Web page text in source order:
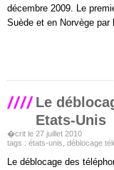
décembre 2009. Le
Suède et en Norvège par
Le
Etats-Unis
�crit le 27 juillet 2010
tags : états-unis déblocage
Le déblocage des